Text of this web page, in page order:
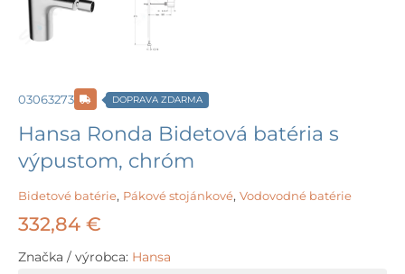
03063273 DOPRAVA ZDARMA
Hansa Ronda Bidetová batéria s
výpustom, chróm
Bidetové batérie, Pákové stojánkové, Vodovodné batérie
332,84 €
Značka / výrobca: Hansa